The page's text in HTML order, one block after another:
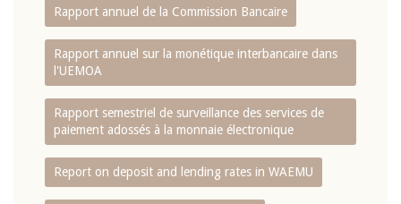
Rapport annuel de la Commission Bancaire
Rapport annuel sur la monétique interbancaire dans
l'UEMOA
Rapport semestriel de surveillance des services de
paiement adossés à la monnaie électronique
Report on deposit and lending rates in WAEMU